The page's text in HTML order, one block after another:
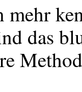
mehr
das